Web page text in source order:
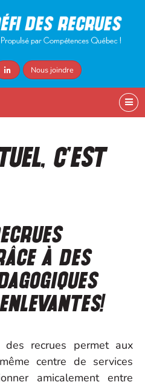
Nous joindre
C’EST
à des
recrues permet aux
centre de services
amicalement entre